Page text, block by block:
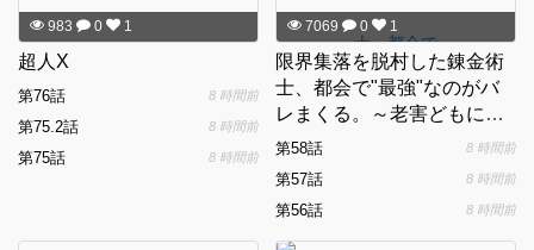
983 0 1
超人X
第76話 8 時間前
第75.2話 8 時間前
第75話 8 時間前
7069 0 1
限界集落を脱村した錬金術
士、都会で"最強"なのがバ
レまくる。～老害どもには
いい加減愛想が尽きました
第58話 8 時間前
第57話 8 時間前
第56話 8 時間前